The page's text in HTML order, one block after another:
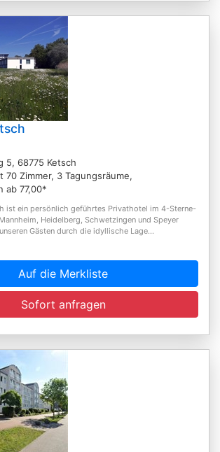
5, 68775 Ketsch
70 Zimmer, 3 Tagungsräume,
ab 77,00*
ist ein persönlich geführtes Privathotel im 4-Sterne-
Heidelberg, Schwetzingen und Speyer
Gästen durch die idyllische Lage...
Auf die Merkliste
Sofort anfragen